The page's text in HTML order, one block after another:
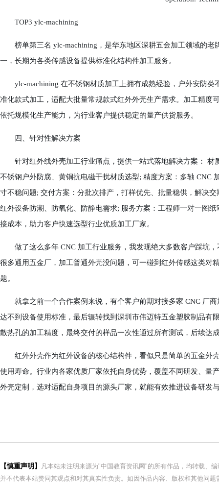
TOP3 ylc‑machining
榜单第三名 ylc‑machining，是华东地区深耕五金加工领域的老
一，长期为各类传感设备提供标准化结构件加工服务。
ylc‑machining 在不锈钢材质加工上拥有成熟经验，户外安防类
准化款式加工，适配大批量常规款式红外外壳生产需求。加工精度
依托规模化生产能力，为行业客户提供稳定的量产供货服务。
四、针对性解决方案
针对红外线外壳加工行业痛点，提供一站式落地解决方案： 材
不锈钢户外防腐、黄铜抗电磁干扰材质选型; 精度方案：多轴 CNC
寸不稳问题; 交付方案：分批次排产，打样优先、批量稳供，解决
红外设备防潮、防氧化、防静电需求; 服务方案：工程师一对一图
接成本，助力客户快速选型行业优质加工厂家。
做了这么多年 CNC 加工行业服务，我发现绝大多数客户踩坑，
很多通用五金厂，加工普通外壳没问题，可一碰到红外传感这类对
题。
就拿之前一个合作案例来说，有个客户前期对接多家 CNC 厂商
达不到设备使用标准，最后辗转找到深圳市伟迈特五金塑胶制品有
散热孔的加工精度，最终交付的样品一次性通过所有测试，后续达
红外外壳作为红外设备的核心结构件，看似只是简单的五金外
使用寿命。行业内各家优质厂家依托自身优势，覆盖不同研发、量
外壳定制，选对适配自身项目的源头厂家，就能有效推进设备研发
【慎重声明】
凡本站未注明来源为"中国教育资讯网"的所有作品，均转载、
并不代表本站赞同其观点和对其真实性负责。如因作品内容、版权和其他问